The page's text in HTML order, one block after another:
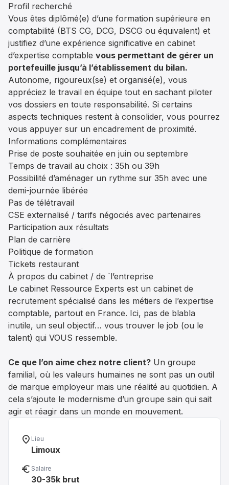
Profil recherché
Vous êtes diplômé(e) d’une formation supérieure en
comptabilité (BTS CG, DCG, DSCG ou équivalent) et
justifiez d’une expérience significative en cabinet
d’expertise comptable vous permettant de gérer un
portefeuille jusqu’à l’établissement du bilan.
Autonome, rigoureux(se) et organisé(e), vous
appréciez le travail en équipe tout en sachant piloter
vos dossiers en toute responsabilité. Si certains
aspects techniques restent à consolider, vous pourrez
vous appuyer sur un encadrement de proximité.
Informations complémentaires
Prise de poste souhaitée en juin ou septembre
Temps de travail au choix : 35h ou 39h
Possibilité d’aménager un rythme sur 35h avec une
demi-journée libérée
Pas de télétravail
CSE externalisé / tarifs négociés avec partenaires
Participation aux résultats
Plan de carrière
Politique de formation
Tickets restaurant
À propos du cabinet / de `l’entreprise
Le cabinet Ressource Experts est un cabinet de
recrutement spécialisé dans les métiers de l’expertise
comptable, partout en France. Ici, pas de blabla
inutile, un seul objectif… vous trouver le job (ou le
talent) qui VOUS ressemble.
Ce que l’on aime chez notre client? Un groupe
familial, où les valeurs humaines ne sont pas un outil
de marque employeur mais une réalité au quotidien. A
cela s’ajoute le modernisme d’un groupe sain qui sait
agir et réagir dans un monde en mouvement.
location_on Lieu
Limoux
euro_symbol Salaire
30-35k brut